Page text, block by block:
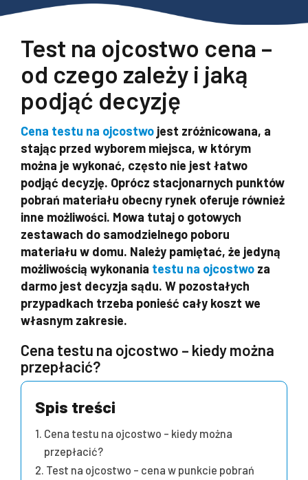
Test na ojcostwo cena –
od czego zależy i jaką
podjąć decyzję
Cena testu na ojcostwo jest zróżnicowana, a
stając przed wyborem miejsca, w którym
można je wykonać, często nie jest łatwo
podjąć decyzję. Oprócz stacjonarnych punktów
pobrań materiału obecny rynek oferuje również
inne możliwości. Mowa tutaj o gotowych
zestawach do samodzielnego poboru
materiału w domu. Należy pamiętać, że jedyną
możliwością wykonania testu na ojcostwo za
darmo jest decyzja sądu. W pozostałych
przypadkach trzeba ponieść cały koszt we
własnym zakresie.
Cena testu na ojcostwo – kiedy można
przepłacić?
Spis treści
Cena testu na ojcostwo – kiedy można
przepłacić?
Test na ojcostwo – cena w punkcie pobrań